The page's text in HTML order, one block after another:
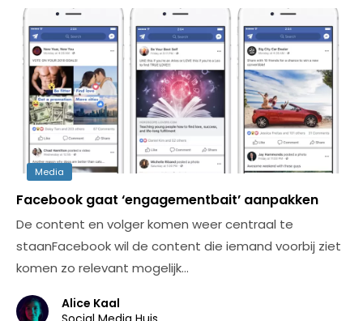
Media
Facebook gaat ‘engagementbait’ aanpakken
De content en volger komen weer centraal te
staanFacebook wil de content die iemand voorbij ziet
komen zo relevant mogelijk…
Alice Kaal